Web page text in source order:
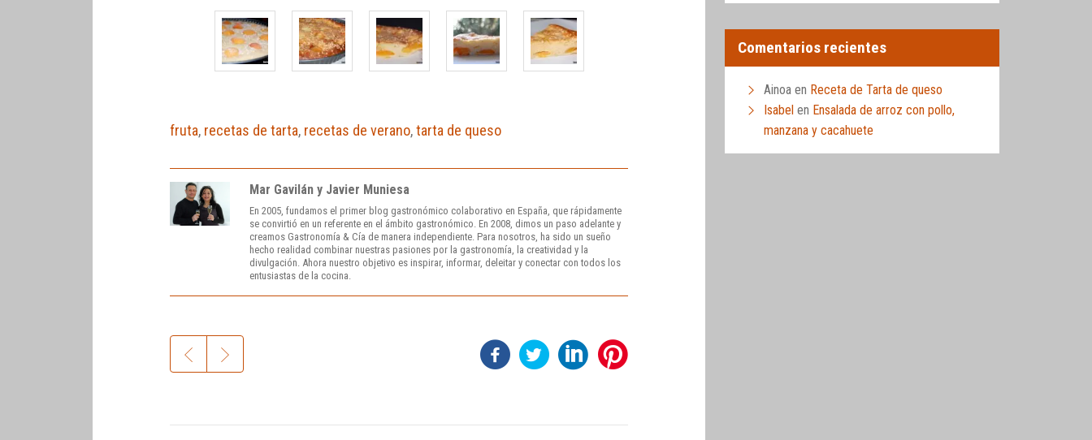
fruta, recetas de tarta, recetas de verano,tarta de queso
Mar Gavilán y Javier Muniesa
En 2005, fundamos el primer blog gastronómico colaborativo en España, que rápidamente
se convirtió en un referente en el ámbito gastronómico. En 2008, dimos un paso adelante y
creamos Gastronomía & Cía de manera independiente. Para nosotros, ha sido un sueño
hecho realidad combinar nuestras pasiones por la gastronomía, la creatividad y la
divulgación. Ahora nuestro objetivo es inspirar, informar, deleitar y conectar con todos los
entusiastas de la cocina.
Comentarios recientes
Ainoa en Receta de Tarta de queso
Isabel en Ensalada de arroz con pollo,
manzana y cacahuete